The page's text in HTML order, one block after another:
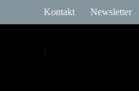
Kontakt Newsletter